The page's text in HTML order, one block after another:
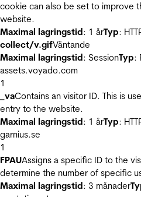
cookie can also be set to improve
website.
Maximal lagringstid: 1 årTyp:
collect/v.gifVäntande
Maximal lagringstid: SessionTyp:
assets.voyado.com
1
_vaContains an visitor ID. This is
entry to the website.
Maximal lagringstid: 1 årTyp:
garnius.se
1
FPAUAssigns a specific ID to the
determine the number of specific
Maximal lagringstid: 3 månader